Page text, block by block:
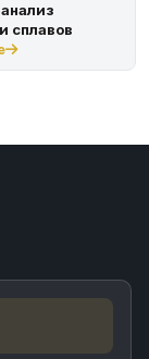
сплавов